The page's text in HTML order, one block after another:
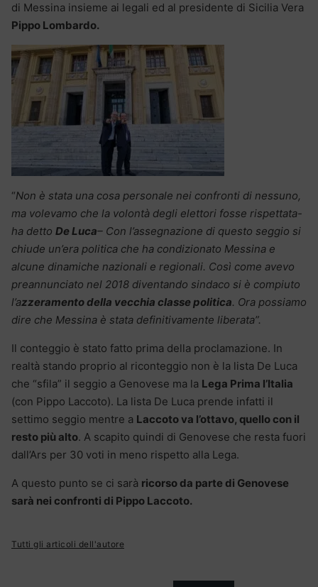
di Messina insieme ai legali ed al presidente di Sicilia Vera
Pippo Lombardo.
“Non è stata una cosa personale nei confronti di nessuno,
ma volevamo che la volontà degli elettori fosse rispettata-
ha detto De Luca– Con l’assegnazione di questo seggio si
chiude un’era politica che ha condizionato Messina e
alcune dinamiche nazionali e regionali. Così come avevo
preannunciato nel 2018 diventando sindaco si è compiuto
l’azzeramento della vecchia classe politica. Ora possiamo
dire che Messina è stata definitivamente liberata”.
Il conteggio è stato fatto prima della proclamazione. In
realtà stando proprio al riconteggio non è la lista De Luca
che “sfila” il seggio a Genovese ma la Lega Prima l’Italia
(con Pippo Laccoto). La lista De Luca prende infatti il
settimo seggio mentre a Laccoto va l’ottavo, quello con il
resto più alto. A scapito quindi di Genovese che resta fuori
dall’Ars per 30 voti in meno rispetto alla Lega.
A questo punto se ci sarà ricorso da parte di Genovese
sarà nei confronti di Pippo Laccoto.
Tutti gli articoli dell'autore